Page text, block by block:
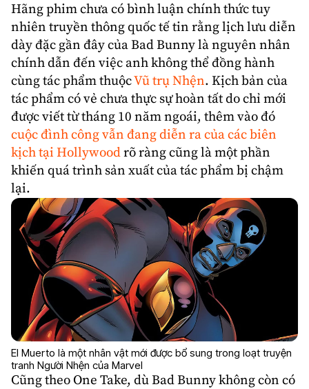
Hãng phim chưa có bình luận chính thức tuy
nhiên truyền thông quốc tế tin rằng lịch lưu diễn
dày đặc gần đây của Bad Bunny là nguyên nhân
chính dẫn đến việc anh không thể đồng hành
cùng tác phẩm thuộcVũ trụ Nhện. Kịch bản của
tác phẩm có vẻ chưa thực sự hoàn tất do chỉ mới
được viết từ tháng 10 năm ngoái, thêm vào đó
cuộc đình công vẫn đang diễn ra của các biên
kịch tại Hollywoodrõ ràng cũng là một phần
khiến quá trình sản xuất của tác phẩm bị chậm
lại.
El Muerto là một nhân vật mới được bổ sung trong loạt truyện
tranh Người Nhện của Marvel
Cũng theo One Take, dù Bad Bunny không còn có